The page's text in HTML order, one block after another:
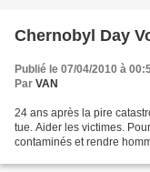
Chernobyl Day
Publié le 07/04/2010 à
Par VAN
24 ans après la pire
tue. Aider les victimes.
contaminés et rendre